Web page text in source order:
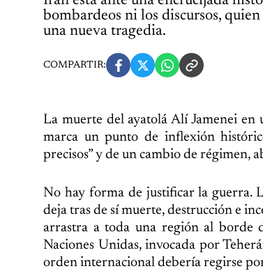
bombardeos ni los discursos,
una nueva tragedia.
COMPARTIR:
La muerte del ayatolá Alí Jamenei
marca un punto de inflexión
precisos” y de un cambio de régimen,
No hay forma de justificar la guerra.
deja tras de sí muerte, destrucción e
arrastra a toda una región al borde
Naciones Unidas, invocada por
orden internacional debería regirse